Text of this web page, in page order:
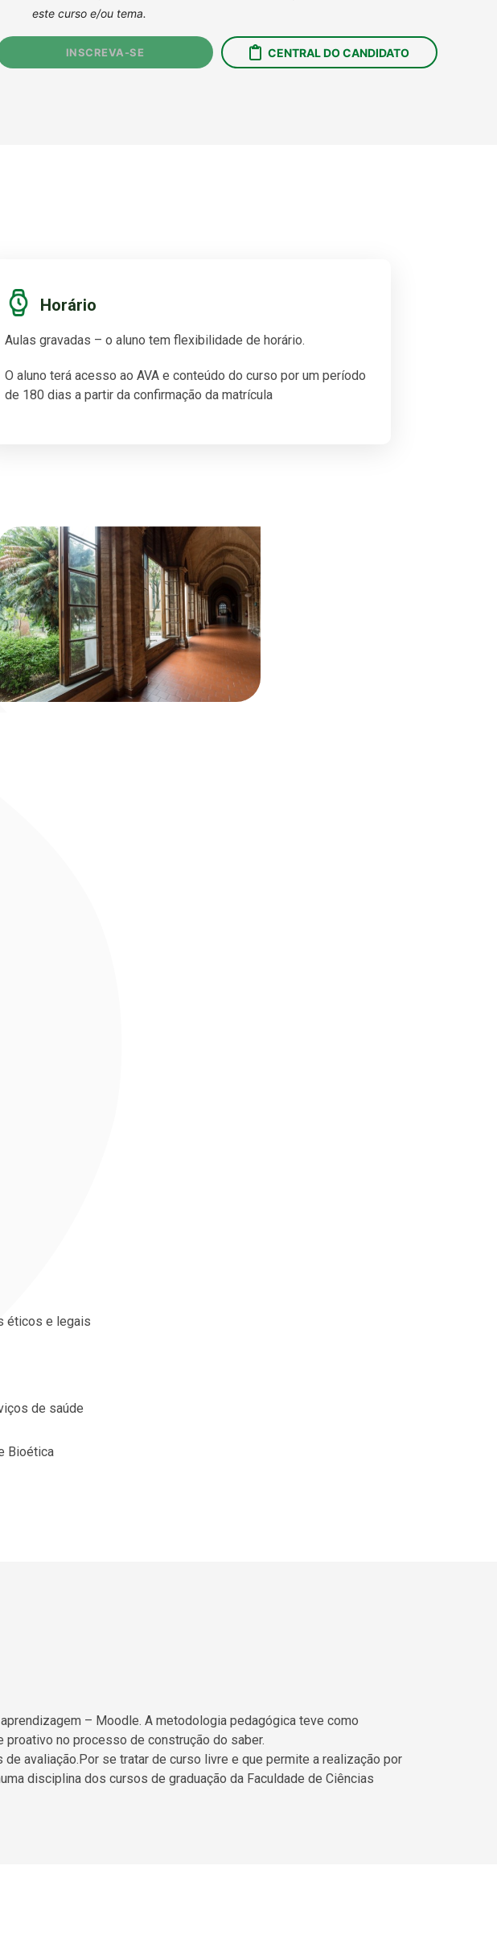
Horário
Aulas gravadas – o aluno tem flexibilidade de horário.
O aluno terá acesso ao AVA e conteúdo do curso por um período
de 180 dias a partir da confirmação da matrícula
éticos e legais
de saúde
Bioética
– Moodle. A metodologia pedagógica teve como
no processo de construção do saber.
avaliação.Por se tratar de curso livre e que permite a realização por
disciplina dos cursos de graduação da Faculdade de Ciências